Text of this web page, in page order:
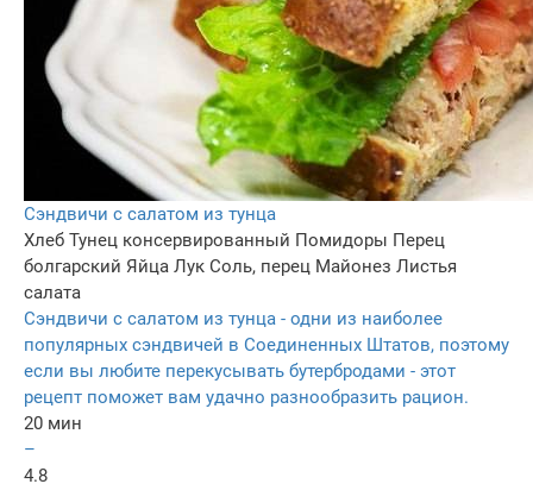
Сэндвичи с салатом из тунца
Хлеб Тунец консервированный Помидоры Перец
болгарский Яйца Лук Соль, перец Майонез Листья
салата
Сэндвичи с салатом из тунца - одни из наиболее
популярных сэндвичей в Соединенных Штатов, поэтому
если вы любите перекусывать бутербродами - этот
рецепт поможет вам удачно разнообразить рацион.
20 мин
–
4.8